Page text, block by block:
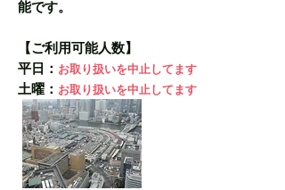
能です。
【ご利用可能人数】
平日： お取り扱いを中止してます
土曜： お取り扱いを中止してます